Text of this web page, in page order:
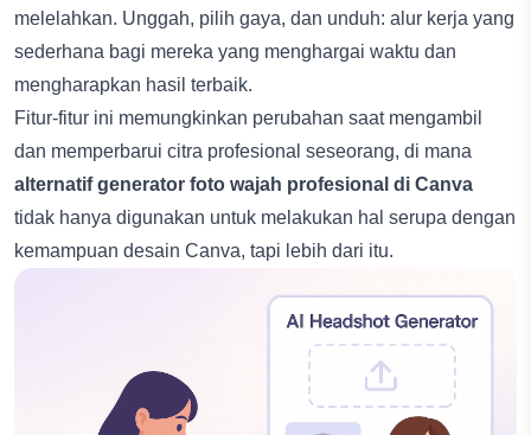
melelahkan. Unggah, pilih gaya, dan unduh: alur kerja yang
sederhana bagi mereka yang menghargai waktu dan
mengharapkan hasil terbaik.
Fitur-fitur ini memungkinkan perubahan saat mengambil
dan memperbarui citra profesional seseorang, di mana
alternatif generator foto wajah profesional di Canva
tidak hanya digunakan untuk melakukan hal serupa dengan
kemampuan desain Canva, tapi lebih dari itu.